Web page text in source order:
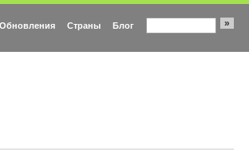
Обновления Страны Блог »